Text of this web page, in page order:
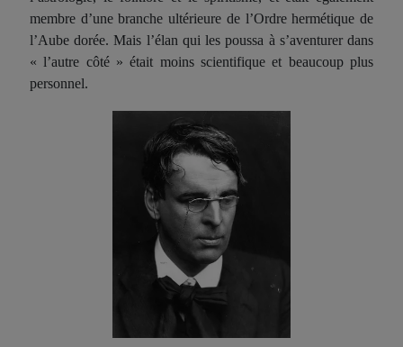
membre d’une branche ultérieure de l’Ordre hermétique de
l’Aube dorée. Mais l’élan qui les poussa à s’aventurer dans
« l’autre côté » était moins scientifique et beaucoup plus
personnel.